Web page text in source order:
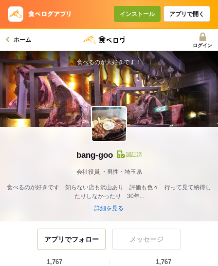
インストール アプリで開く
ホーム
ログイン
bang-goo 認証済
会社役員 男性・埼玉県
食べるのが好きです 知らない店も沢山あり 評価も色々 行って見て納得し
たりしなかったり 30年...
詳細を見る
食べるのが大好きです！
アプリでフォロー メッセージ
1,767 1,767